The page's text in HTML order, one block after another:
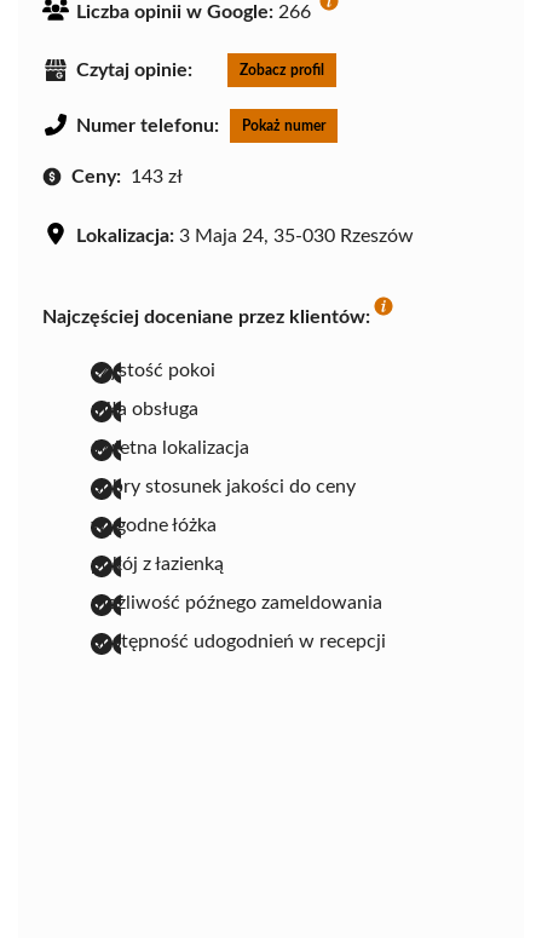
Liczba opinii w Google: 266
Czytaj opinie: Zobacz profil
Numer telefonu: Pokaż numer
Ceny: 143 zł
Lokalizacja: 3 Maja 24, 35-030 Rzeszów
Najczęściej doceniane przez klientów:
czystość pokoi
miła obsługa
świetna lokalizacja
dobry stosunek jakości do ceny
wygodne łóżka
pokój z łazienką
możliwość późnego zameldowania
dostępność udogodnień w recepcji